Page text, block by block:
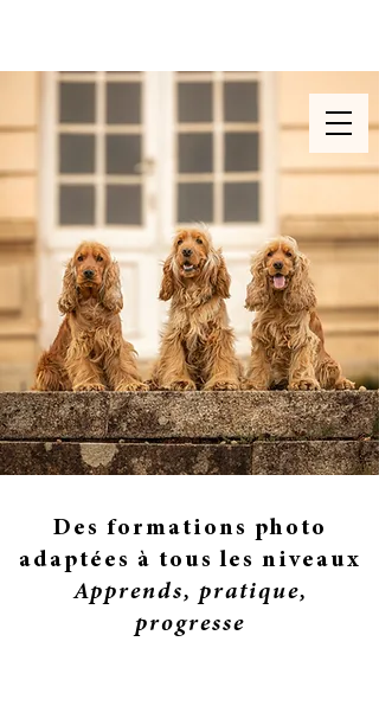
Des formations photo
adaptées à tous les niveaux
Apprends, pratique,
progresse